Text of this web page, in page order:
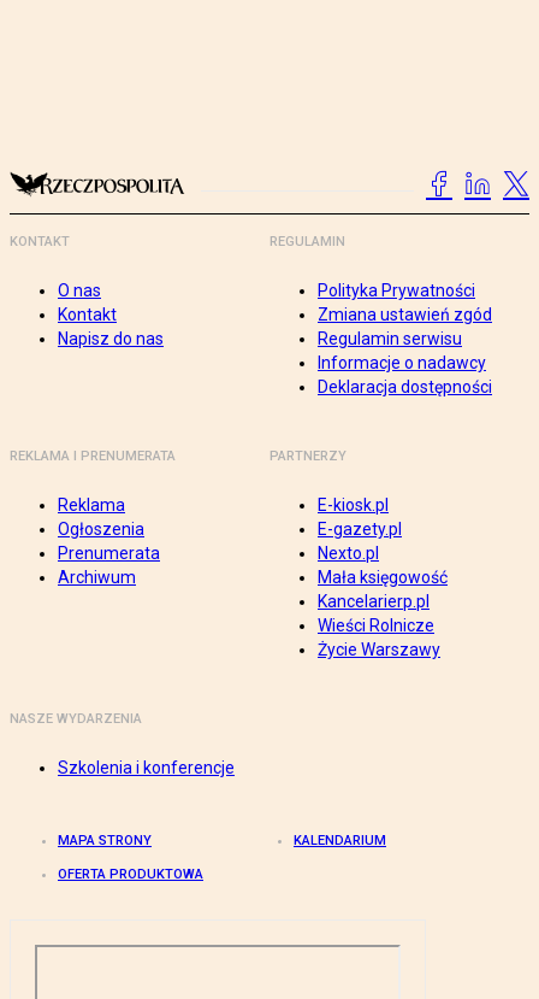
KONTAKT
O nas
Kontakt
Napisz do nas
REGULAMIN
Polityka Prywatności
Zmiana ustawień zgód
Regulamin serwisu
Informacje o nadawcy
Deklaracja dostępności
REKLAMA I PRENUMERATA
Reklama
Ogłoszenia
Prenumerata
Archiwum
PARTNERZY
E-kiosk.pl
E-gazety.pl
Nexto.pl
Mała księgowość
Kancelarierp.pl
Wieści Rolnicze
Życie Warszawy
NASZE WYDARZENIA
Szkolenia i konferencje
MAPA STRONY KALENDARIUM
OFERTA PRODUKTOWA